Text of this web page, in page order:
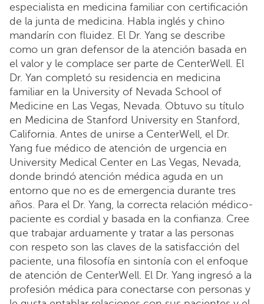
especialista en medicina familiar con certificación
de la junta de medicina. Habla inglés y chino
mandarín con fluidez. El Dr. Yang se describe
como un gran defensor de la atención basada en
el valor y le complace ser parte de CenterWell. El
Dr. Yan completó su residencia en medicina
familiar en la University of Nevada School of
Medicine en Las Vegas, Nevada. Obtuvo su título
en Medicina de Stanford University en Stanford,
California. Antes de unirse a CenterWell, el Dr.
Yang fue médico de atención de urgencia en
University Medical Center en Las Vegas, Nevada,
donde brindó atención médica aguda en un
entorno que no es de emergencia durante tres
años. Para el Dr. Yang, la correcta relación médico-
paciente es cordial y basada en la confianza. Cree
que trabajar arduamente y tratar a las personas
con respeto son las claves de la satisfacción del
paciente, una filosofía en sintonía con el enfoque
de atención de CenterWell. El Dr. Yang ingresó a la
profesión médica para conectarse con personas y